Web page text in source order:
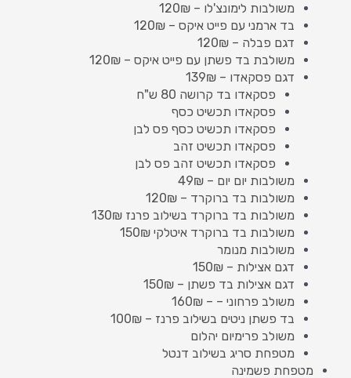
משולבות לימונצ'לו – 120₪
בד ארמני עם פייט איקס – 120₪
דגם פבלה – 120₪
משולבת בד פשתן עם פייט איקס – 120₪
דגם פסקאדו – 139₪
פסקאדו בד קרושה 80 ש"ח
פסקאדו תכשיט כסף
פסקאדו תכשיט כסף פס לבן
פסקאדו תכשיט זהב
פסקאדו תכשיט זהב פס לבן
משולבות יום יום – 49₪
משולבות בד ברוקרד – 120₪
משולבות בד ברוקרד בשילוב פרנז 130₪
משולבות בד ברוקרד איטלקי 150₪
משולבות מנומר
דגם אצילות – 150₪
דגם אצילות בד פשתן – 150₪
משולב פרחוני – – 160₪
בד פשתן ניטים בשילוב פרנז – 100₪
משולב פרימיום יהלום
מטפחת סריג בשילוב דנטל
מטפחת פשמינה